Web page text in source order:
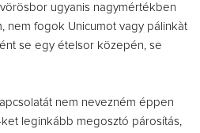
ugyanis nagymértékben
nem fogok Unicumot vagy pálinkàt
se egy ételsor közepén, se
nem nevezném éppen
leginkább megosztó párosítás,